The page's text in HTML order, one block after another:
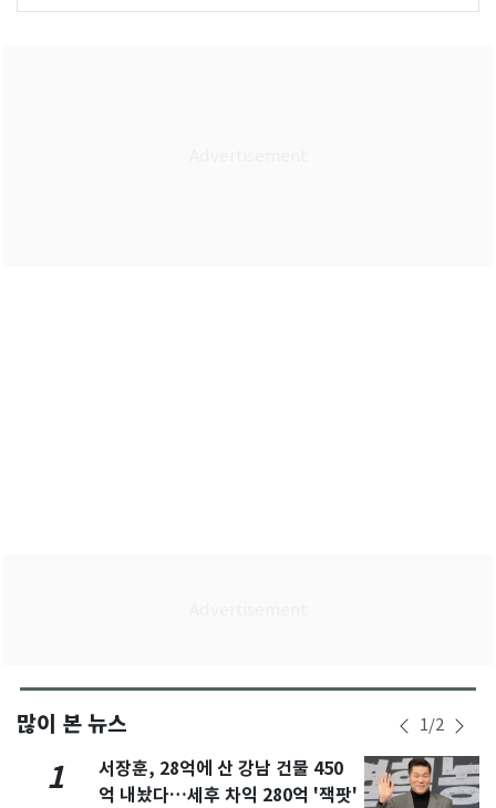
많이 본 뉴스 1/2
1
서장훈, 28억에 산 강남 건물 450
억 내놨다…세후 차익 280억 '잭팟'